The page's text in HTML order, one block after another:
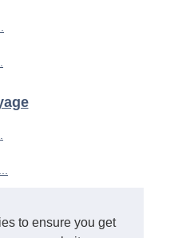
to ensure you get